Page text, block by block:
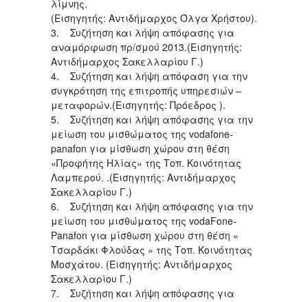
λίμνης.
(Εισηγητής: Αντιδήμαρχος Όλγα Χρήστου).
3. Συζήτηση και λήψη απόφασης για
αναμόρφωση πρ/σμού 2013.(Εισηγητής:
Αντιδήμαρχος Σακελλαρίου Γ.)
4. Συζήτηση και λήψη απόφαση για την
συγκρότηση της επιτροπής υπηρεσιών –
μεταφορών.(Εισηγητής: Πρόεδρος ).
5. Συζήτηση και λήψη απόφασης για την
μείωση του μισθώματος της vodafone-
panafon για μίσθωση χώρου στη θέση
«Προφήτης Ηλίας» της Τοπ. Κοινότητας
Λαμπερού. .(Εισηγητής: Αντιδήμαρχος
Σακελλαρίου Γ.)
6. Συζήτηση και λήψη απόφασης για την
μείωση του μισθώματος της vodaFone-
Panafon για μίσθωση χώρου στη θέση «
Τσαρδάκι Φλούδας » της Τοπ. Κοινότητας
Μοσχάτου. (Εισηγητής: Αντιδήμαρχος
Σακελλαρίου Γ.)
7. Συζήτηση και λήψη απόφασης για